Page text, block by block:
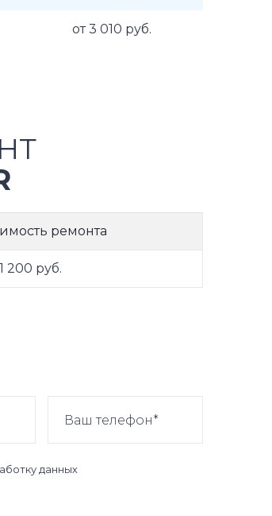
от 3 010 руб.
ремонта
200 руб.
данных